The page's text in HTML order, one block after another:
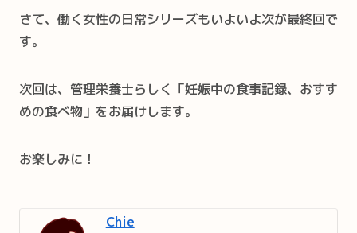
さて、働く女性の日常シリーズもいよいよ次が最終回で
す。
次回は、管理栄養士らしく「妊娠中の食事記録、おすす
めの食べ物」をお届けします。
お楽しみに！
Chie